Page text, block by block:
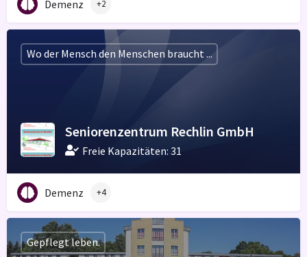
Demenz +2
Seniorenzentrum Rechlin GmbH
Freie Kapazitäten: 31
Wo der Mensch den Menschen braucht ...
Demenz +4
Gepflegt leben.